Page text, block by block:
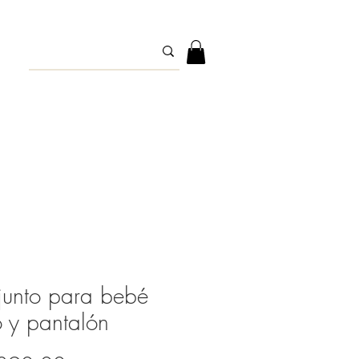
para bebé
y pantalón